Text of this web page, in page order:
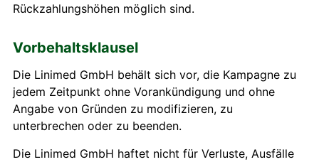
Rückzahlungshöhen möglich sind.
Vorbehaltsklausel
Die Linimed GmbH behält sich vor, die Kampagne zu
jedem Zeitpunkt ohne Vorankündigung und ohne
Angabe von Gründen zu modifizieren, zu
unterbrechen oder zu beenden.
Die Linimed GmbH haftet nicht für Verluste, Ausfälle